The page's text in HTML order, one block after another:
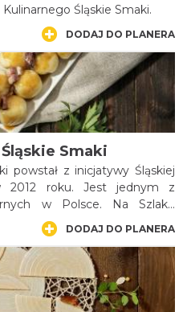
Śląskie Smaki.
DODAJ DO PLANERA
Smaki
powstał z inicjatywy Śląskiej
2012 roku. Jest jednym z
w Polsce. Na Szlaku
gastronomiczne serwujące
Członkiem Szlaku może być
„Śląskie Smaki”,
regionalną autentyczność.
DODAJ DO PLANERA